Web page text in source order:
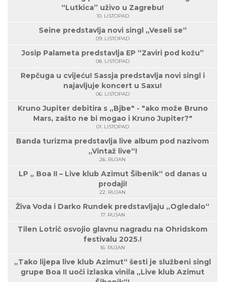
“Lutkica” uživo u Zagrebu!
10. LISTOPAD
Seine predstavlja novi singl „Veseli se“
09. LISTOPAD
Josip Palameta predstavlja EP “Zaviri pod kožu”
08. LISTOPAD
Repčuga u cvijeću! Sassja predstavlja novi singl i
najavljuje koncert u Saxu!
06. LISTOPAD
Kruno Jupiter debitira s „Bjbe" - "ako može Bruno
Mars, zašto ne bi mogao i Kruno Jupiter?"
01. LISTOPAD
Banda turizma predstavlja live album pod nazivom
„Vintaž live“!
26. RUJAN
LP „ Boa II – Live klub Azimut Šibenik“ od danas u
prodaji!
22. RUJAN
Živa Voda i Darko Rundek predstavljaju „Ogledalo“
17. RUJAN
Tilen Lotrič osvojio glavnu nagradu na Ohridskom
festivalu 2025.!
16. RUJAN
„Tako lijepa live klub Azimut“ šesti je službeni singl
grupe Boa II uoči izlaska vinila „Live klub Azimut